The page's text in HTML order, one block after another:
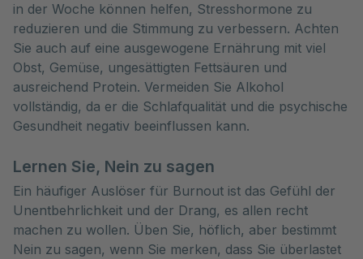
in der Woche können helfen, Stresshormone zu
reduzieren und die Stimmung zu verbessern. Achten
Sie auch auf eine ausgewogene Ernährung mit viel
Obst, Gemüse, ungesättigten Fettsäuren und
ausreichend Protein. Vermeiden Sie Alkohol
vollständig, da er die Schlafqualität und die psychische
Gesundheit negativ beeinflussen kann.
Lernen Sie, Nein zu sagen
Ein häufiger Auslöser für Burnout ist das Gefühl der
Unentbehrlichkeit und der Drang, es allen recht
machen zu wollen. Üben Sie, höflich, aber bestimmt
Nein zu sagen, wenn Sie merken, dass Sie überlastet